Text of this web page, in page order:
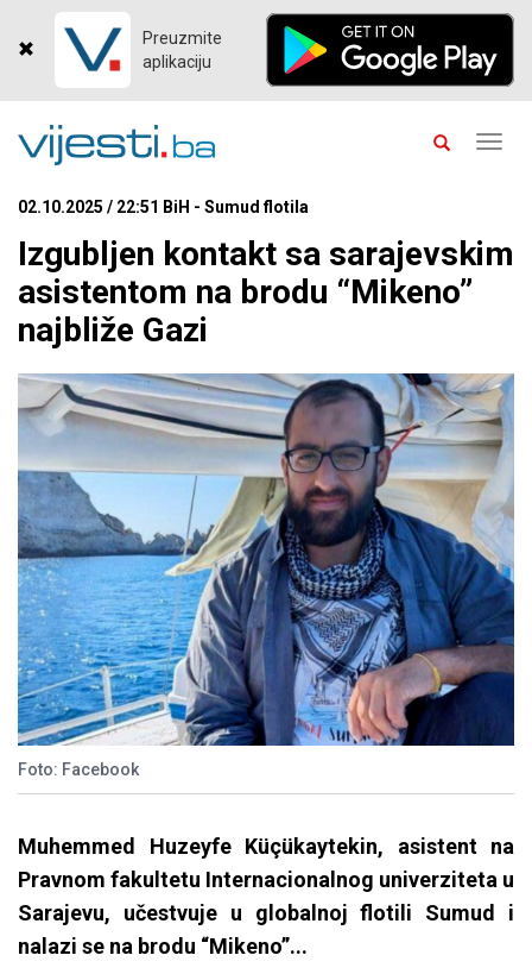
Preuzmite
aplikaciju
02.10.2025 / 22:51 BiH - Sumud flotila
Izgubljen kontakt sa sarajevskim
asistentom na brodu “Mikeno”
najbliže Gazi
Foto: Facebook
Muhemmed Huzeyfe Küçükaytekin, asistent na
Pravnom fakultetu Internacionalnog univerziteta u
Sarajevu, učestvuje u globalnoj flotili Sumud i
nalazi se na brodu “Mikeno”...